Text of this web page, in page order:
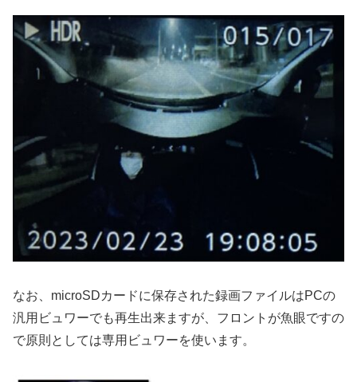
なお、microSDカードに保存された録画ファイルはPCの
汎用ビュワーでも再生出来ますが、フロントが魚眼ですの
で原則としては専用ビュワーを使います。